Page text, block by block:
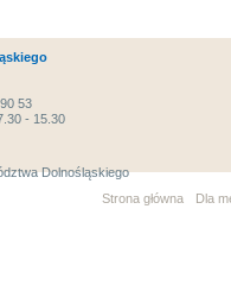
53
- 15.30
Dolnośląskiego
Strona główna
Dla